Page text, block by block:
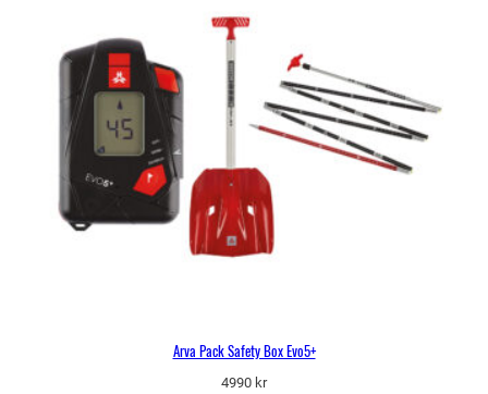
Arva Pack Safety Box Evo5+
4990 kr